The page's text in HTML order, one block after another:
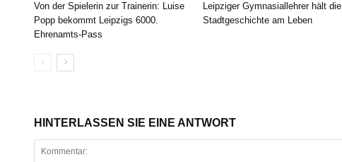
Von der Spielerin zur Trainerin: Luise
Popp bekommt Leipzigs 6000.
Ehrenamts-Pass
Leipziger Gymnasiallehrer hält die
Stadtgeschichte am Leben
HINTERLASSEN SIE EINE ANTWORT